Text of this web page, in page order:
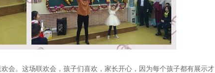
会。这场联欢会，孩子们喜欢，家长开心，因为每个孩子都有展示才